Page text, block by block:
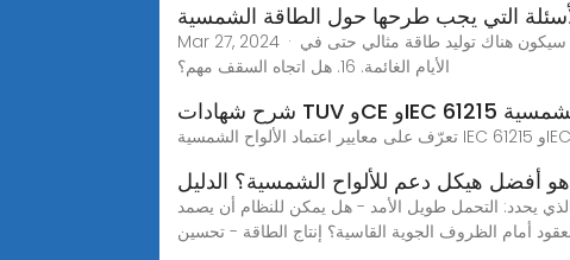
التي يجب طرحها حول الطاقة الشمسية
Mar 27, 2024 · أيضا، تحقق من كم تكلفة الألواح الشمسية المثبتة على الأرض؟ 15. هل سيكون هناك توليد للطاقة في الأيام الغائمة؟ نعم ، سيكون هناك توليد طاقة مثالي حتى في
الأيام الغائمة. 16. هل اتجاه السقف مهم؟
أفضل هيكل دعم للألواح الشمسية؟ الدليل
يحدد: التحمل طويل الأمد - هل يمكن للنظام أن يصمد
أمام الظروف الجوية القاسية؟ إنتاج الطاقة - تحسين